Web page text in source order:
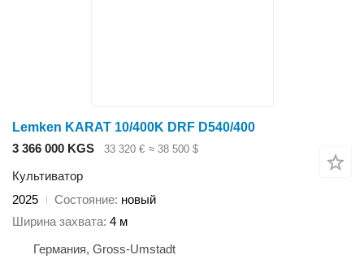
Lemken KARAT 10/400K DRF D540/400
3 366 000 KGS
33 320 € ≈ 38 500 $
Культиватор
2025
Состояние новый
Ширина захвата 4 м
Германия, Gross-Umstadt